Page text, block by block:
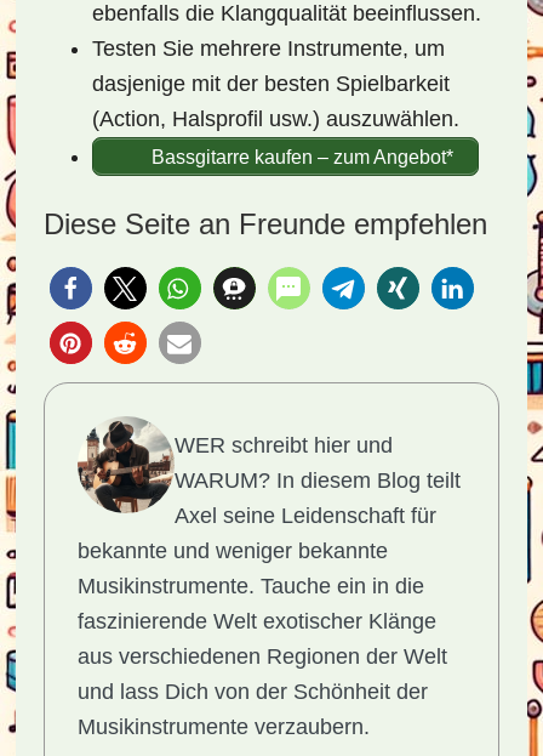
ebenfalls die Klangqualität beeinflussen.
Testen Sie mehrere Instrumente, um
dasjenige mit der besten Spielbarkeit
(Action, Halsprofil usw.) auszuwählen.
Bassgitarre kaufen – zum Angebot*
Diese Seite an Freunde empfehlen
WER schreibt hier und
WARUM?In diesem Blog teilt
Axel seine Leidenschaft für
bekannte und weniger bekannte
Musikinstrumente. Tauche ein in die
faszinierende Welt exotischer Klänge
aus verschiedenen Regionen der Welt
und lass Dich von der Schönheit der
Musikinstrumente verzaubern.